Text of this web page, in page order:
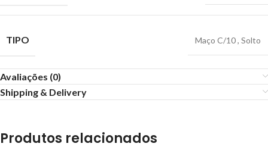
TIPO Maço C/10, Solto
Avaliações (0)
Shipping & Delivery
Produtos relacionados